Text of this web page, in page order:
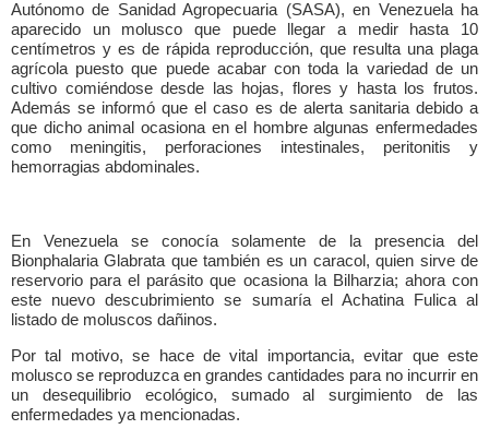
Autónomo de Sanidad Agropecuaria (SASA), en Venezuela ha
aparecido un molusco que puede llegar a medir hasta 10
centímetros y es de rápida reproducción, que resulta una plaga
agrícola puesto que puede acabar con toda la variedad de un
cultivo comiéndose desde las hojas, flores y hasta los frutos.
Además se informó que el caso es de alerta sanitaria debido a
que dicho animal ocasiona en el hombre algunas enfermedades
como meningitis, perforaciones intestinales, peritonitis y
hemorragias abdominales.
En Venezuela se conocía solamente de la presencia del
Bionphalaria Glabrata que también es un caracol, quien sirve de
reservorio para el parásito que ocasiona la Bilharzia; ahora con
este nuevo descubrimiento se sumaría el Achatina Fulica al
listado de moluscos dañinos.
Por tal motivo, se hace de vital importancia, evitar que este
molusco se reproduzca en grandes cantidades para no incurrir en
un desequilibrio ecológico, sumado al surgimiento de las
enfermedades ya mencionadas.